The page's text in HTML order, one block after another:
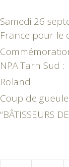
Samedi 26
France pour le
NPA Tarn Sud :
Roland
Coup de
“BÂTISSEURS